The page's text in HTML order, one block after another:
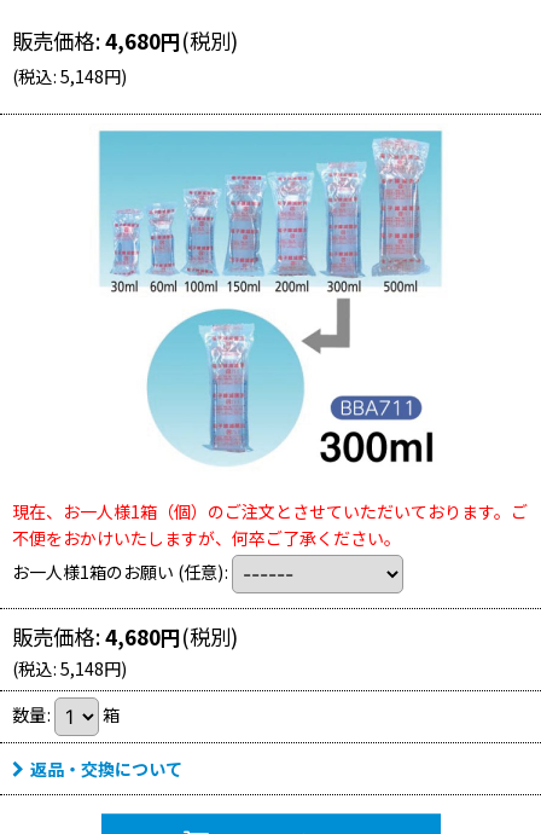
販売価格:4,680円(税別)
(税込: 5,148円)
現在、お一人様1箱（個）のご注文とさせていただいております。ご
不便をおかけいたしますが、何卒ご了承ください。
お一人様1箱のお願い (任意):
販売価格:4,680円(税別)
(税込: 5,148円)
数量: 箱
返品・交換について